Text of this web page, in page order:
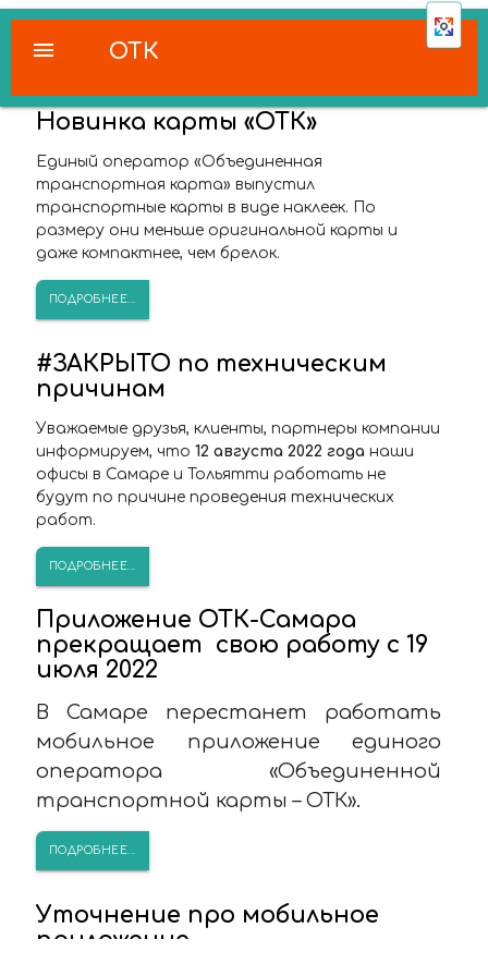
ОТК
menu
Новинка карты «ОТК»
Единый оператор «Объединенная
транспортная карта» выпустил
транспортные карты в виде наклеек. По
размеру они меньше оригинальной карты и
даже компактнее, чем брелок.
ПОДРОБНЕЕ...
#ЗАКРЫТО по техническим
причинам
Уважаемые друзья, клиенты, партнеры компании
информируем, что 12 августа 2022 года наши
офисы в Самаре и Тольятти работать не
будут по причине проведения технических
работ.
ПОДРОБНЕЕ...
Приложение ОТК-Самара
прекращает свою работу с 19
июля 2022
В Самаре перестанет работать
мобильное приложение единого
оператора «Объединенной
транспортной карты – ОТК».
ПОДРОБНЕЕ...
Уточнение про мобильное
приложение